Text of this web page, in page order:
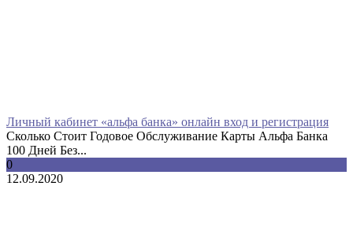
Личный кабинет «альфа банка» онлайн вход и регистрация
Сколько Стоит Годовое Обслуживание Карты Альфа Банка
100 Дней Без...
0
12.09.2020